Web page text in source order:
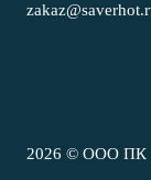
2026 © ООО ПК